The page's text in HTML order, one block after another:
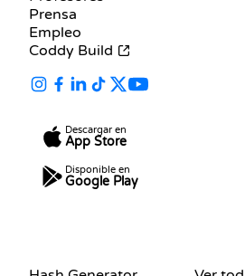
Prensa
Empleo
Coddy Build
Descargar en
App Store
Disponible en
Google Play